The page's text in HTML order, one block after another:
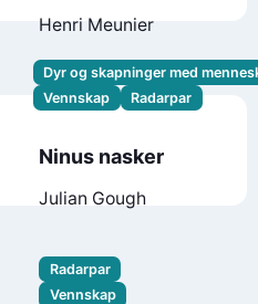
Henri Meunier
Dyr og skapninger med
Vennskap
Radarpar
Ninus nasker
Julian Gough
Radarpar
Vennskap